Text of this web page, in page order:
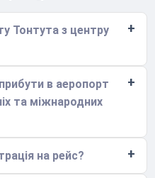
Тонтута з центру
в аеропорт
та міжнародних
на рейс?